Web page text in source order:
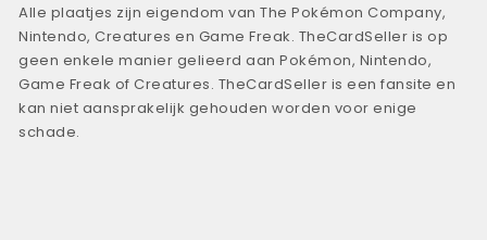
Alle plaatjes zijn eigendom van The Pokémon Company,
Nintendo, Creatures en Game Freak. TheCardSeller is op
geen enkele manier gelieerd aan Pokémon, Nintendo,
Game Freak of Creatures. TheCardSeller is een fansite en
kan niet aansprakelijk gehouden worden voor enige
schade.